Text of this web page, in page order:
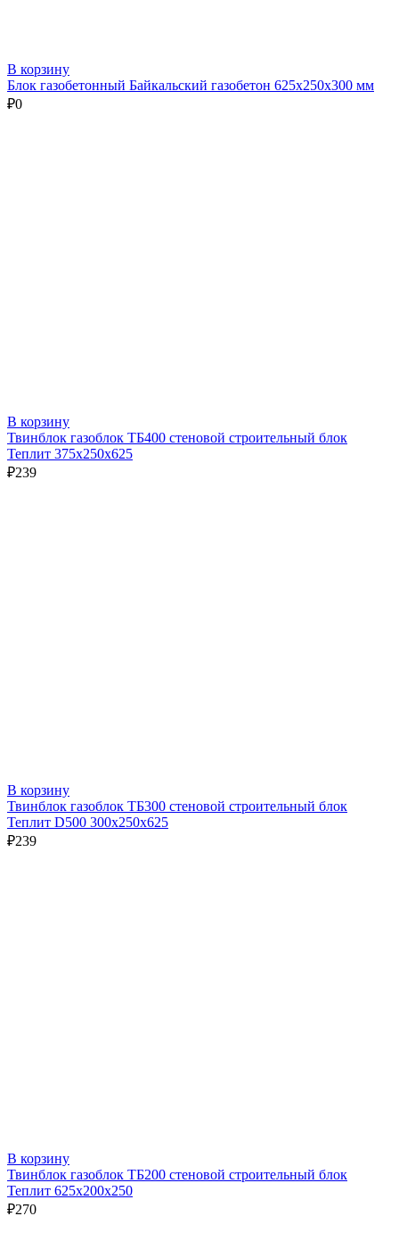
В корзину
Блок газобетонный Байкальский газобетон 625х250х300 мм
₽0
В корзину
Твинблок газоблок ТБ400 стеновой строительный блок
Теплит 375х250х625
₽239
В корзину
Твинблок газоблок ТБ300 стеновой строительный блок
Теплит D500 300х250х625
₽239
В корзину
Твинблок газоблок ТБ200 стеновой строительный блок
Теплит 625х200х250
₽270